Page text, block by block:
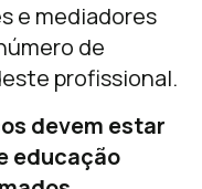
e mediadores
de
profissional.
devem estar
educação